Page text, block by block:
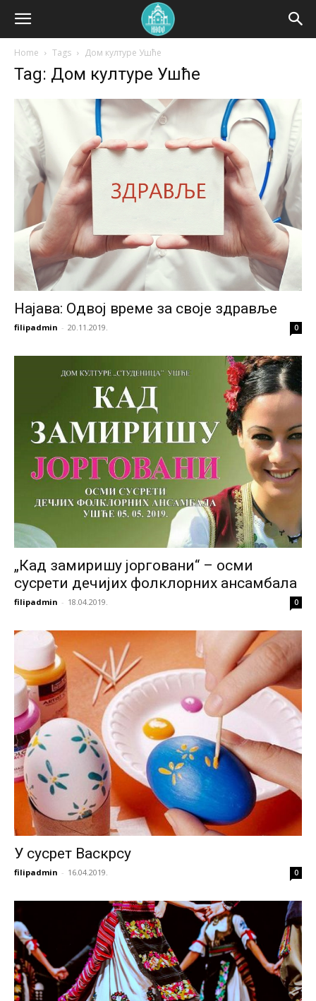
Home Tags Дом културе Ушће
Tag: Дом културе Ушће
Најава: Одвој време за своје здравље
filipadmin - 20.11.2019. 0
„Кад замиришу јорговани“ – осми
сусрети дечијих фолклорних ансамбала
filipadmin - 18.04.2019. 0
У сусрет Васкрсу
filipadmin - 16.04.2019. 0